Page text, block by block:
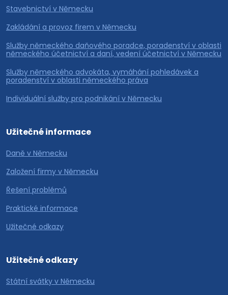
Stavebnictví v Německu
Zakládání a provoz firem v Německu
Služby německého daňového poradce, poradenství v oblasti
německého účetnictví a daní, vedení účetnictví v Německu
Služby německého advokáta, vymáhání pohledávek a
poradenství v oblasti německého práva
Individuální služby pro podnikání v Německu
Užitečné informace
Daně v Německu
Založení firmy v Německu
Řešení problémů
Praktické informace
Užitečné odkazy
Užitečné odkazy
Státní svátky v Německu